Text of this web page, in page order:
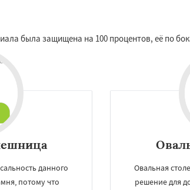
была защищена на 100 процентов, её по
данного
потому что
Овальная
решение для